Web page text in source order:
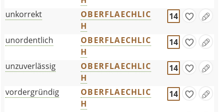
unkorrekt
OBERFLAECHLIC
H
14
unordentlich
OBERFLAECHLIC
H
14
unzuverlässig
OBERFLAECHLIC
H
14
vordergründig
OBERFLAECHLIC
H
14